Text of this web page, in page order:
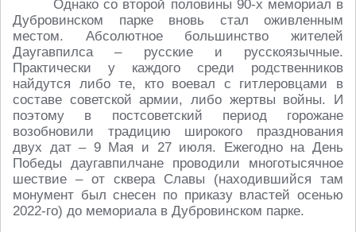
Однако со второй половины 90-х мемориал в
Дубровинском парке вновь стал оживленным
местом. Абсолютное большинство жителей
Даугавпилса – русские и русскоязычные.
Практически у каждого среди родственников
найдутся либо те, кто воевал с гитлеровцами в
составе советской армии, либо жертвы войны. И
поэтому в постсоветский период горожане
возобновили традицию широкого празднования
двух дат – 9 Мая и 27 июля. Ежегодно на День
Победы даугавпилчане проводили многотысячное
шествие – от сквера Славы (находившийся там
монумент был снесен по приказу властей осенью
2022-го) до мемориала в Дубровинском парке.